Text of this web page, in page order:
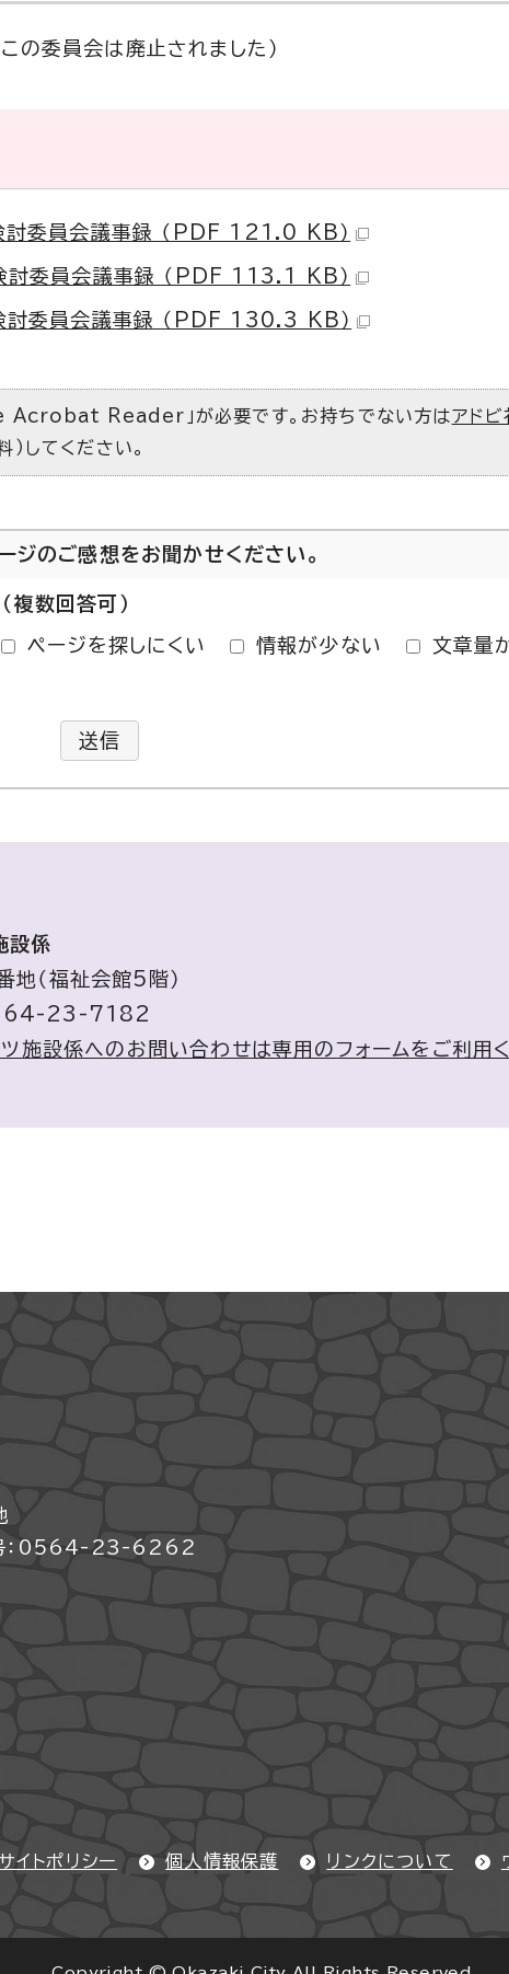
委員会は廃止されました）
討委員会議事録 （PDF 121.0 KB）
討委員会議事録 （PDF 113.1 KB）
討委員会議事録 （PDF 130.3 KB）
Acrobat Reader」が必要です。お持ちでない方はアド
）してください。
ジのご感想をお聞かせください。
複数回答可）
ページを探しにくい 情報が少ない
文章量
送信
設係
（福祉会館5階）
23-7182
施設係へのお問い合わせは専用のフォームをご利用
号：0564-23-6262
イトポリシー 個人情報保護 リンクについて